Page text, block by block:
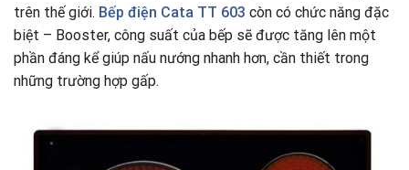
trên thế giới. Bếp điện Cata TT 603 còn có chức năng đặc
biệt – Booster, công suất của bếp sẽ được tăng lên một
phần đáng kể giúp nấu nướng nhanh hơn, cần thiết trong
những trường hợp gấp.